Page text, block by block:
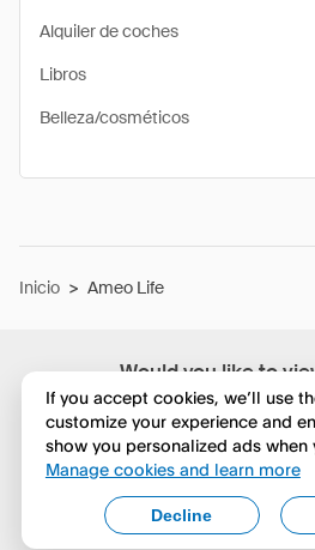
Would you like to
in
No, seguir
Yes, change to
Alquiler de coches
Libros
Belleza/cosméticos
Inicio > Ameo Life
If you accept cookies, we’ll use
customize your experience and
show you personalized ads when
Manage cookies and learn more
Decline